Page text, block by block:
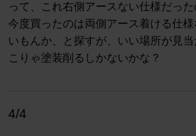
って、これ右側アースない仕様だった
今度買ったのは両側アース着ける仕
いもんか、と探すが、いい場所が見
こりゃ塗装削るしかないかな？
4/4